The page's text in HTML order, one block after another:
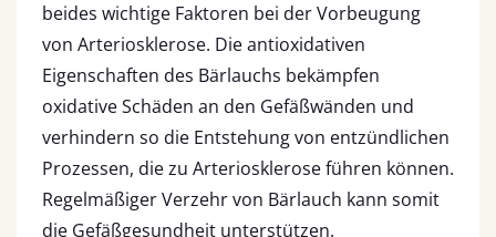
beides wichtige Faktoren bei der Vorbeugung
von Arteriosklerose. Die antioxidativen
Eigenschaften des Bärlauchs bekämpfen
oxidative Schäden an den Gefäßwänden und
verhindern so die Entstehung von entzündlichen
Prozessen, die zu Arteriosklerose führen können.
Regelmäßiger Verzehr von Bärlauch kann somit
die Gefäßgesundheit unterstützen.